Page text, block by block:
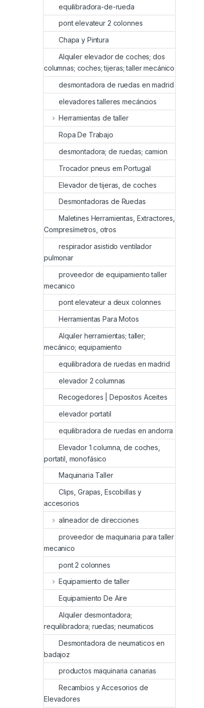
equilibradora-de-rueda
pont elevateur 2 colonnes
Chapa y Pintura
Alquiler elevador de coches; dos
columnas; coches; tijeras; taller mecánico
desmontadora de ruedas en madrid
elevadores talleres mecáncios
Herramientas de taller
Ropa De Trabajo
desmontadora; de ruedas; camion
Trocador pneus em Portugal
Elevador de tijeras, de coches
Desmontadoras de Ruedas
Maletines Herramientas, Extractores,
Compresímetros, otros
respirador asistido ventilador
pulmonar
proveedor de equipamiento taller
mecanico
pont elevateur a deux colonnes
Herramientas Para Motos
Alquiler herramientas; taller;
mecánico; equipamiento
equilibradora de ruedas en madrid
elevador 2 columnas
Recogedores | Depositos Aceites
elevador portatil
equilibradora de ruedas en andorra
Elevador 1 columna, de coches,
portatil, monofásico
Maquinaria Taller
Clips, Grapas, Escobillas y
accesorios
alineador de direcciones
proveedor de maquinaria para taller
mecanico
pont 2 colonnes
Equipamiento de taller
Equipamiento De Aire
Alquiler desmontadora;
requilibradora; ruedas; neumaticos
Desmontadora de neumaticos en
badajoz
productos maquinaria canarias
Recambios y Accesorios de
Elevadores